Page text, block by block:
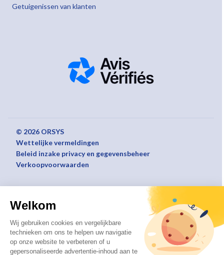
Welkom
Wij gebruiken cookies en vergelijkbare
technieken om ons te helpen uw navigatie
op onze website te verbeteren of u
gepersonaliseerde advertentie-inhoud aan te
Getuigenissen van klanten
© 2026 ORSYS
Wettelijke vermeldingen
Beleid inzake privacy en gegevensbeheer
Verkoopvoorwaarden